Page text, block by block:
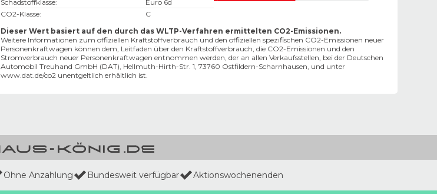
Schadstoffklasse:
Euro 6d
CO2-Klasse:
C
Dieser Wert basiert auf den durch das WLTP-Verfahren ermittelten CO2-Emissionen.
Weitere Informationen zum offiziellen Kraftstoffverbrauch und den offiziellen spezifischen CO2-Emissionen neuer
Personenkraftwagen können dem‚ Leitfaden über den Kraftstoffverbrauch, die CO2-Emissionen und den
Stromverbrauch neuer Personenkraftwagen entnommen werden, der an allen Verkaufsstellen, bei der Deutschen
Automobil Treuhand GmbH (DAT), Hellmuth-Hirth-Str. 1, 73760 Ostfildern-Scharnhausen, und unter
www.dat.de/co2 unentgeltlich erhältlich ist.
Ohne Anzahlung Bundesweit verfügbar Aktionswochenenden